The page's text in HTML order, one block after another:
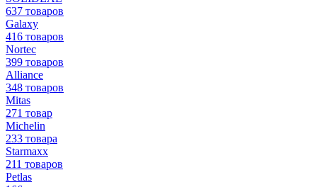
637 товаров
Galaxy
416 товаров
Nortec
399 товаров
Alliance
348 товаров
Mitas
271 товар
Michelin
233 товара
Starmaxx
211 товаров
Petlas